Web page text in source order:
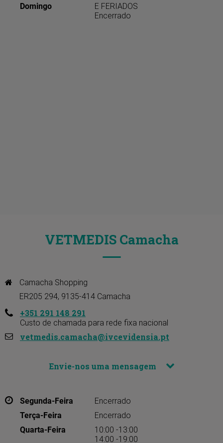
Domingo
E FERIADOS
Encerrado
VETMEDIS Camacha
Camacha Shopping
ER205 294, 9135-414 Camacha
+351 291 148 291
Custo de chamada para rede fixa nacional
vetmedis.camacha@ivcevidensia.pt
Envie-nos uma mensagem
Segunda-Feira
Encerrado
Terça-Feira
Encerrado
Quarta-Feira
10:00 -13:00
14:00 -19:00